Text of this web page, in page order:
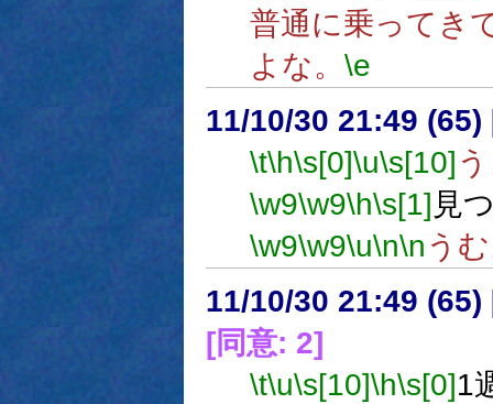
普通に乗ってき
よな。 \e
11/10/30 21:49 (65)
\t\h\s[0]\u\s[10]
\w9\w9\h\s[1] 見
\w9\w9\u\n\n う
11/10/30 21:49 (65)
[同意: 2]
\t\u\s[10]\h\s[0]1